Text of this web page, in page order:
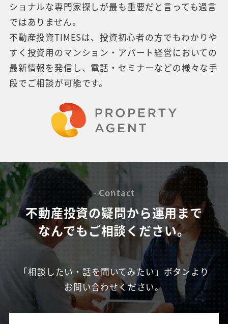
ショナルな専門家探しが最も重要だと言っても過言
ではありません。
不動産投資TIMESは、投資初心者の方でもわかりや
すく投資用のマンション・アパート経営においての
最新情報を発信し、電話・セミナーなどの様々な手
段でご相談が可能です。
- Contact
不動産投資の疑問から運用まで
なんでもご相談ください。
「相談したい・話を聞いてみたい」ボタンより
お問い合わせください。